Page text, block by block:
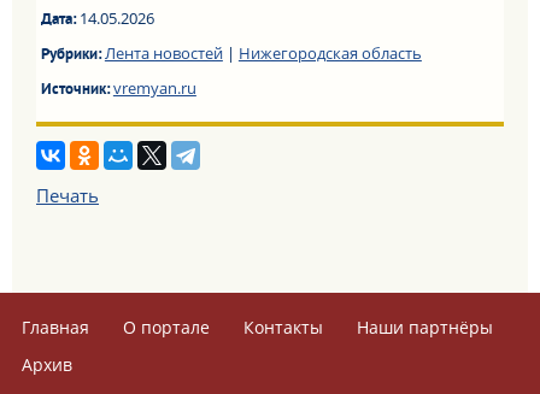
Дата:14.05.2026
Рубрики:Лента новостей| Нижегородская область
Источник:vremyan.ru
Печать
Главная О портале Контакты
Наши партнёры
Архив